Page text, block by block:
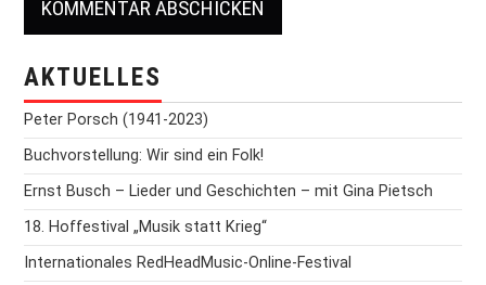
AKTUELLES
Peter Porsch (1941-2023)
Buchvorstellung: Wir sind ein Folk!
Ernst Busch – Lieder und Geschichten – mit Gina Pietsch
18. Hoffestival „Musik statt Krieg“
Internationales RedHeadMusic-Online-Festival